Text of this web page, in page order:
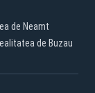
de Neamt
de Buzau